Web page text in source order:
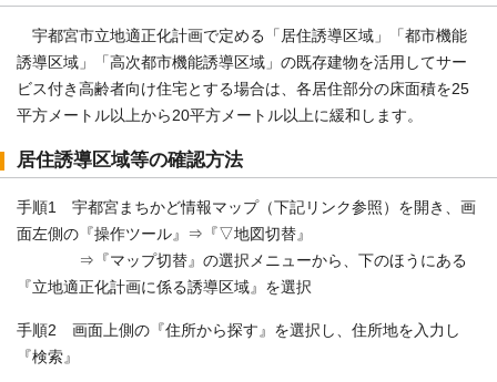
宇都宮市立地適正化計画で定める「居住誘導区域」「都市機能
誘導区域」「高次都市機能誘導区域」の既存建物を活用してサー
ビス付き高齢者向け住宅とする場合は、各居住部分の床面積を25
平方メートル以上から20平方メートル以上に緩和します。
居住誘導区域等の確認方法
手順1 宇都宮まちかど情報マップ（下記リンク参照）を開き、画
面左側の『操作ツール』⇒『▽地図切替』
⇒『マップ切替』の選択メニューから、下のほうにある
『立地適正化計画に係る誘導区域』を選択
手順2 画面上側の『住所から探す』を選択し、住所地を入力し
『検索』